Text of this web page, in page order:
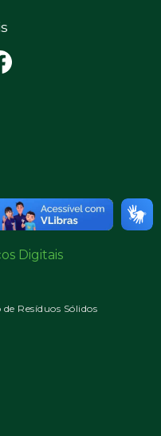
Digitais
Resíduos Sólidos